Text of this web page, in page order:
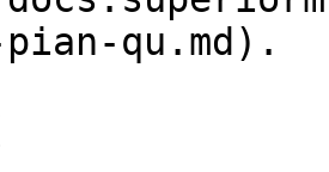
qu.md).